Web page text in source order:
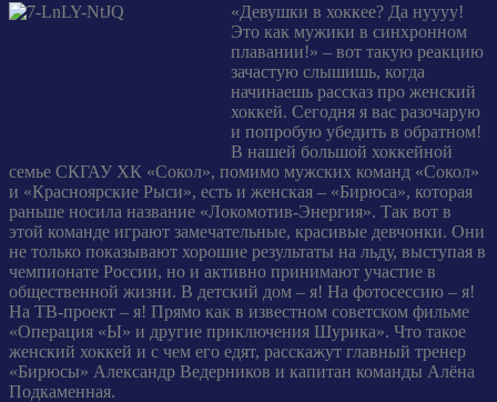
«Девушки в хоккее? Да нуууу!
Это как мужики в синхронном
плавании!» – вот такую реакцию
зачастую слышишь, когда
начинаешь рассказ про женский
хоккей. Сегодня я вас разочарую
и попробую убедить в обратном!
В нашей большой хоккейной
семье СКГАУ ХК «Сокол», помимо мужских команд «Сокол»
и «Красноярские Рыси», есть и женская – «Бирюса», которая
раньше носила название «Локомотив-Энергия». Так вот в
этой команде играют замечательные, красивые девчонки. Они
не только показывают хорошие результаты на льду, выступая в
чемпионате России, но и активно принимают участие в
общественной жизни. В детский дом – я! На фотосессию – я!
На ТВ-проект – я! Прямо как в известном советском фильме
«Операция «Ы» и другие приключения Шурика». Что такое
женский хоккей и с чем его едят, расскажут главный тренер
«Бирюсы» Александр Ведерников и капитан команды Алёна
Подкаменная.